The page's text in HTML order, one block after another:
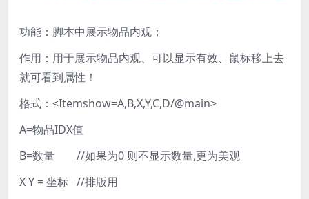
功能：脚本中展示物品内观；
作用：用于展示物品内观、可以显示有效、鼠标移上去
就可看到属性！
格式：<Itemshow=A,B,X,Y,C,D/@main>
A=物品IDX值
B=数量 //如果为0 则不显示数量,更为美观
X Y = 坐标 //排版用